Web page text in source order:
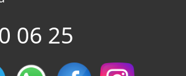
06 25